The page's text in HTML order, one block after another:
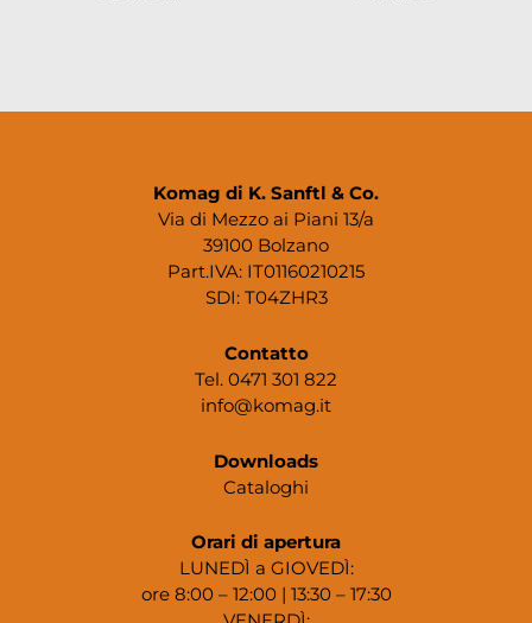
Komag di K. Sanftl & Co.
Via di Mezzo ai Piani 13/a
39100 Bolzano
Part.IVA: IT01160210215
SDI: T04ZHR3
Contatto
Tel. 0471 301 822
info@komag.it
Downloads
Cataloghi
Orari di apertura
LUNEDÌ a GIOVEDÌ:
ore 8:00 – 12:00 | 13:30 – 17:30